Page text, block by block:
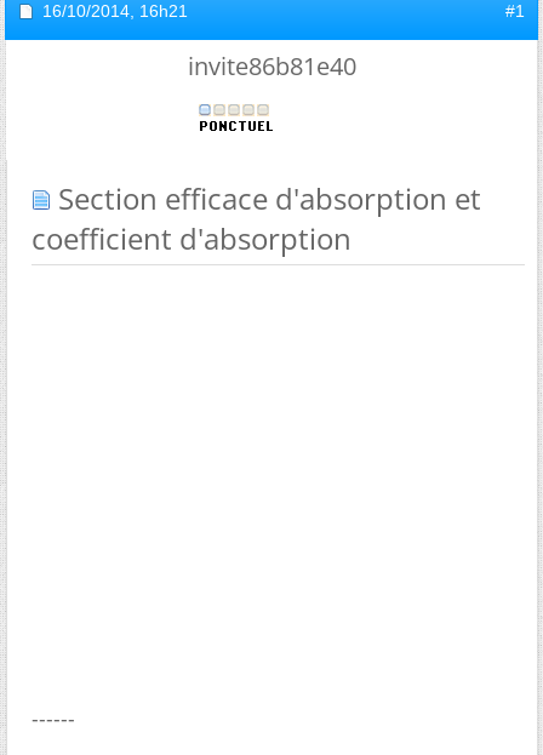
16/10/2014, 16h21 #1
invite86b81e40
Section efficace d'absorption et
coefficient d'absorption
------